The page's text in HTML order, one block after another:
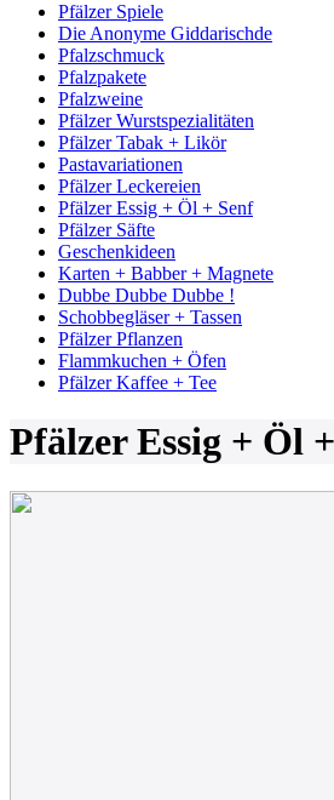
Pfälzer Spiele
Die Anonyme Giddarischde
Pfalzschmuck
Pfalzpakete
Pfalzweine
Pfälzer Wurstspezialitäten
Pfälzer Tabak + Likör
Pastavariationen
Pfälzer Leckereien
Pfälzer Essig + Öl + Senf
Pfälzer Säfte
Geschenkideen
Karten + Babber + Magnete
Dubbe Dubbe Dubbe !
Schobbegläser + Tassen
Pfälzer Pflanzen
Flammkuchen + Öfen
Pfälzer Kaffee + Tee
Pfälzer Essig + Öl